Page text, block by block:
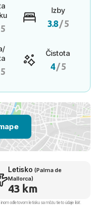
Izby
3.8/ 5
Čistota
4/ 5
Letisko (Palma de
Mallorca)
43 km
odletovom letisku sa môžu tieto údaje líšiť.